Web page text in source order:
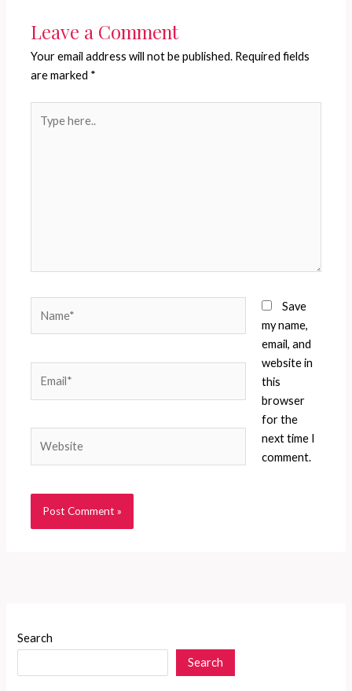
Leave a Comment
Your email address will not be published. Required fields
are marked *
here..
Save
my name,
email, and
website in
this
browser
for the
next time I
comment.
Search
Search